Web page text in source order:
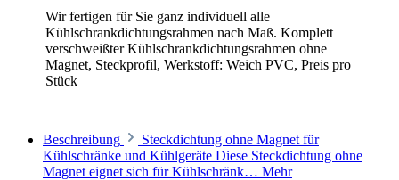
Wir fertigen für Sie ganz individuell alle
Kühlschrankdichtungsrahmen nach Maß. Komplett
verschweißter Kühlschrankdichtungsrahmen ohne
Magnet, Steckprofil, Werkstoff: Weich PVC, Preis pro
Stück
Beschreibung
Steckdichtung ohne Magnet für
Kühlschränke und Kühlgeräte Diese Steckdichtung ohne
Magnet eignet sich für Kühlschränk… Mehr